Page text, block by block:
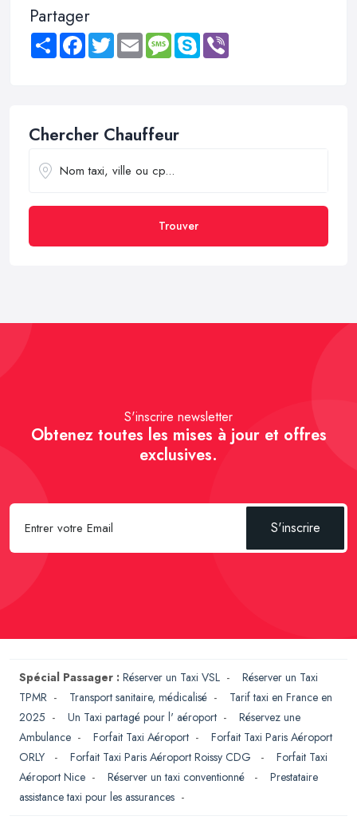
Partager
Share FacebookTwitter Email MessageSkype
Chercher Chauffeur
Trouver
S'inscrire newsletter
Obtenez toutes les mises à jour et offres
exclusives.
S'inscrire
Spécial Passager : Réserver un Taxi VSL - Réserver un Taxi
TPMR - Transport sanitaire, médicalisé - Tarif taxi en France en
2025 - Un Taxi partagé pour l' aéroport - Réservez une
Ambulance - Forfait Taxi Aéroport - Forfait Taxi Paris Aéroport
ORLY
- Forfait Taxi Paris Aéroport Roissy CDG - Forfait Taxi
Aéroport Nice - Réserver un taxi conventionné - Prestataire
assistance taxi pour les assurances -